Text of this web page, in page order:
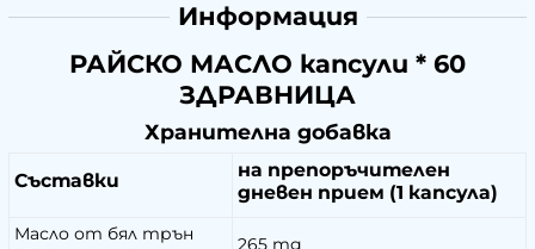
Информация
РАЙСКО МАСЛО капсули * 60
ЗДРАВНИЦА
Хранителна добавка
Съставки
на препоръчителен
дневен прием (1 капсула)
Масло от бял трън